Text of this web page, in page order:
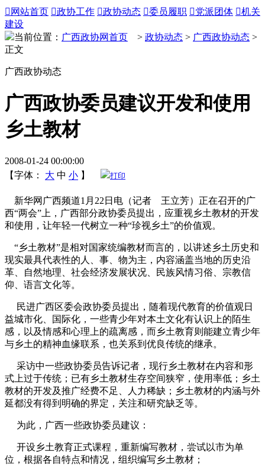
 网站首页 政协工作 政协动态 委员履职 党派团体 机关
建设
当前位置： 广西政协网首页 > 政协动态 > 广西政协动态 >
正文
广西政协动态
广西政协委员建议开发和使用
乡土教材
2008-01-24 00:00:00
【字体：
大 中 小 】 打印
新华网广西频道1月22日电（记者 王立芳）正在召开的广
西“两会”上，广西部分政协委员提出，应重视乡土教材的开发
和使用，让年轻一代树立一种“珍视乡土”的价值观。
“乡土教材”是相对国家统编教材而言的，以讲述乡土历史和
现实最具代表性的人、事、物为主，内容涵盖当地的历史沿
革、自然地理、社会经济发展状况、民族风情习俗、宗教信
仰、语言文化等。
民进广西区委会政协委员提出，随着现代教育的价值观日
益城市化、国际化，一些青少年对本土文化有认识上的陌生
感，以及情感和心理上的疏离感，而乡土教育则能建立青少年
与乡土的精神血缘联系，也关系到优良传统的继承。
采访中一些政协委员告诉记者，现行乡土教材在内容和形
式上过于传统；已有乡土教材生存空间狭窄，使用率低；乡土
教材的开发及推广经费不足、人力稀缺；乡土教材的内涵与外
延都没有得到明确的界定，关注和研究缺乏等。
为此，广西一些政协委员建议：
开设乡土教育正式课程，重新编写教材，尝试以市为单
位，根据各自特点和情况，组织编写乡土教材；